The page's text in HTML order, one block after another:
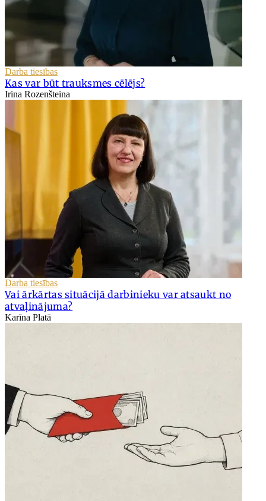
Darba tiesības
Kas var būt trauksmes cēlējs?
Irina Rozenšteina
Darba tiesības
Vai ārkārtas situācijā darbinieku var atsaukt no
atvaļinājuma?
Karīna Platā